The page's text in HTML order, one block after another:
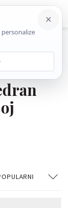
08. LIPNJA 2020.